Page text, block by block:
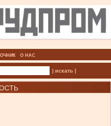
О НАС
| искать |